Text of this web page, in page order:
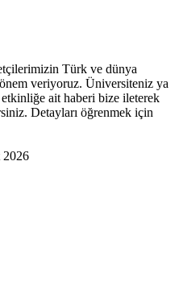
Türk ve dünya
veriyoruz. Üniversiteniz ya
ait haberi bize ileterek
Detayları öğrenmek için
2026